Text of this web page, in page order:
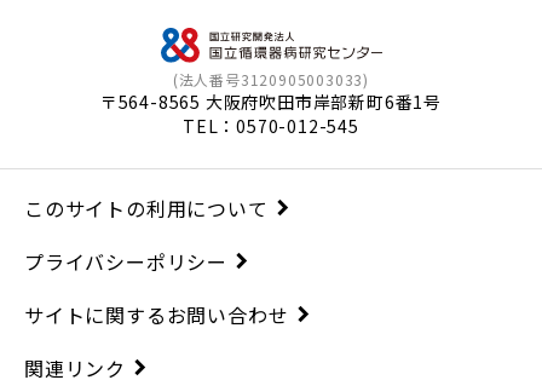
(法人番号3120905003033)
〒564-8565 大阪府吹田市岸部新町6番1号
TEL：0570-012-545
このサイトの利用について
プライバシーポリシー
サイトに関するお問い合わせ
関連リンク